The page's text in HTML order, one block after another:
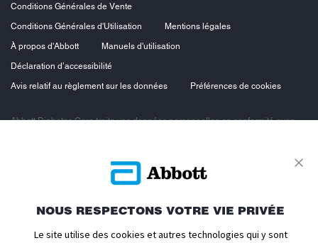
Conditions Générales de Vente
Conditions Générales d'Utilisation
Mentions légales
À propos d'Abbott
Manuels d'utilisation
Déclaration d’accessibilité
Avis relatif au règlement sur les données
Préférences de cookies
Abbott Diabetes Care traite vos données personnelles en conformité avec
modifiée. Vous bénéficiez ainsi d’un droit d’accès, d’opposition, de
rectification et de suppression des données vous concernant. Vous
Données Europehttps://www.fr.abbott/eudpoform.html .
NOUS RESPECTONS VOTRE VIE PRIVÉE
Le site utilise des cookies et autres technologies qui y sont